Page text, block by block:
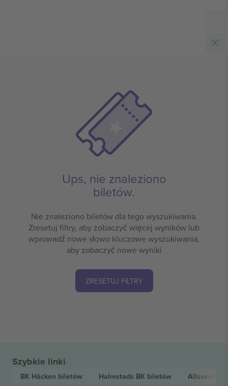
Ups, nie znaleziono
biletów.
Nie znaleziono biletów dla tego wyszukiwania.
Zresetuj filtry, aby zobaczyć więcej wyników lub
wprowadź nowe słowo kluczowe wyszukiwania,
aby zobaczyć nowe wyniki
ZRESETUJ FILTRY
Szybkie linki
BK Häcken biletów Halmstads BK biletów